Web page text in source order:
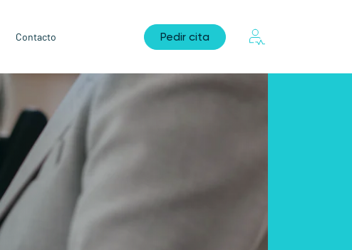
Contacto Pedir cita